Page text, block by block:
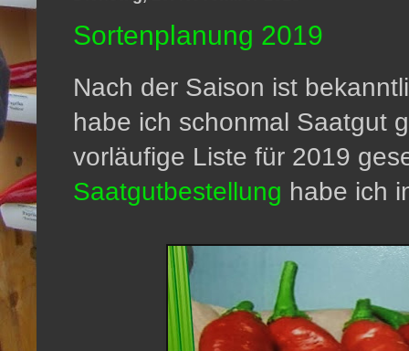
Sortenplanung 2019
Nach der Saison ist
habe ich schonmal Saatgut
vorläufige Liste für 2019
Saatgutbestellung habe ich